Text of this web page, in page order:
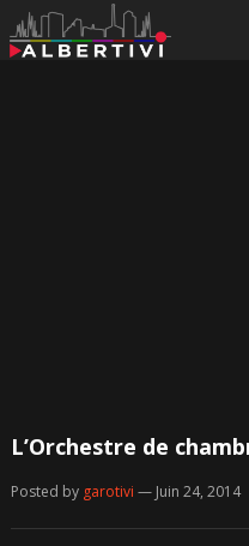
L’Orchestre de
Posted by garotivi — Juin 24, 2014